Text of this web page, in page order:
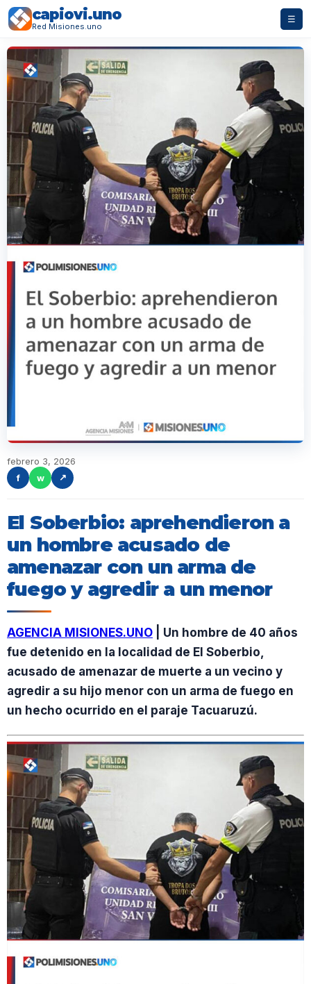
capiovi.uno
Red Misiones.uno
☰
febrero 3, 2026
f
w ↗
El Soberbio: aprehendieron a
un hombre acusado de
amenazar con un arma de
fuego y agredir a un menor
AGENCIA MISIONES.UNO | Un hombre de 40 años
fue detenido en la localidad de El Soberbio,
acusado de amenazar de muerte a un vecino y
agredir a su hijo menor con un arma de fuego en
un hecho ocurrido en el paraje Tacuaruzú.